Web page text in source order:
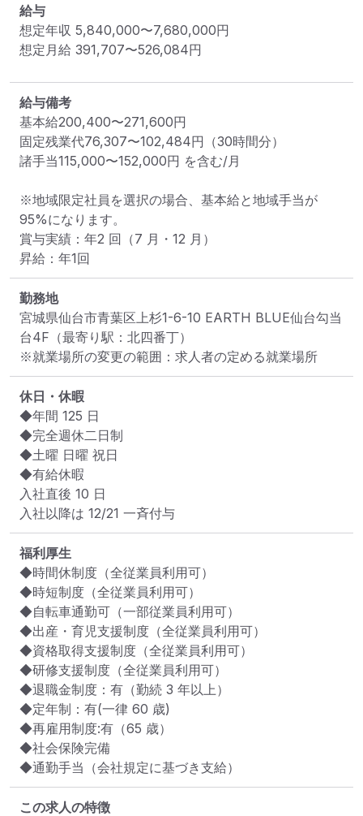
給与
想定年収 5,840,000〜7,680,000円
想定月給 391,707〜526,084円
給与備考
基本給200,400〜271,600円
固定残業代76,307〜102,484円（30時間分）
諸手当115,000〜152,000円 を含む/月
※地域限定社員を選択の場合、基本給と地域手当が
95%になります。
賞与実績：年2 回（7 月・12 月）
昇給：年1回
勤務地
宮城県仙台市青葉区上杉1-6-10 EARTH BLUE仙台勾当
台4F （最寄り駅：北四番丁）
※就業場所の変更の範囲：求人者の定める就業場所
休日・休暇
◆年間 125 日
◆完全週休二日制
◆土曜 日曜 祝日
◆有給休暇
入社直後 10 日
入社以降は 12/21 一斉付与
福利厚生
◆時間休制度（全従業員利用可）
◆時短制度（全従業員利用可）
◆自転車通勤可（一部従業員利用可）
◆出産・育児支援制度（全従業員利用可）
◆資格取得支援制度（全従業員利用可）
◆研修支援制度（全従業員利用可）
◆退職金制度：有（勤続 3 年以上）
◆定年制：有(一律 60 歳)
◆再雇用制度:有（65 歳）
◆社会保険完備
◆通勤手当（会社規定に基づき支給）
この求人の特徴